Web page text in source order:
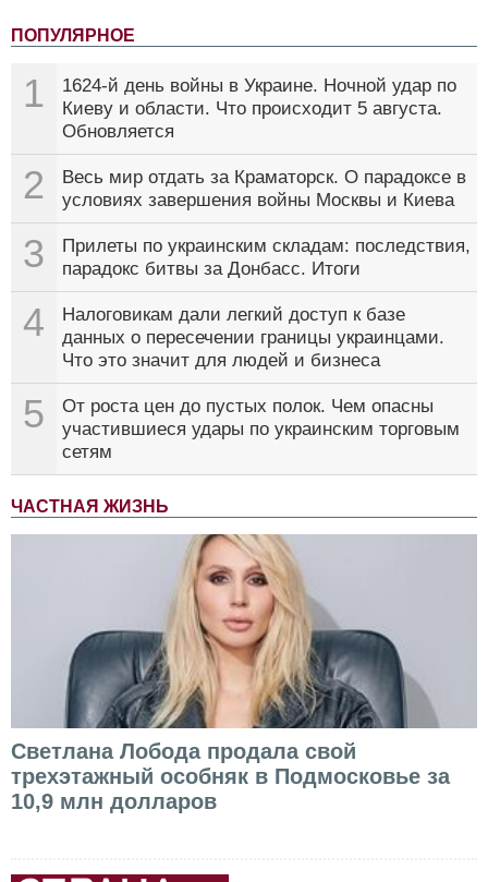
ПОПУЛЯРНОЕ
1
1624-й день войны в Украине. Ночной удар по
Киеву и области. Что происходит 5 августа.
Обновляется
2
Весь мир отдать за Краматорск. О парадоксе в
условиях завершения войны Москвы и Киева
3
Прилеты по украинским складам: последствия,
парадокс битвы за Донбасс. Итоги
4
Налоговикам дали легкий доступ к базе
данных о пересечении границы украинцами.
Что это значит для людей и бизнеса
5
От роста цен до пустых полок. Чем опасны
участившиеся удары по украинским торговым
сетям
ЧАСТНАЯ ЖИЗНЬ
Светлана Лобода продала свой
трехэтажный особняк в Подмосковье за
10,9 млн долларов